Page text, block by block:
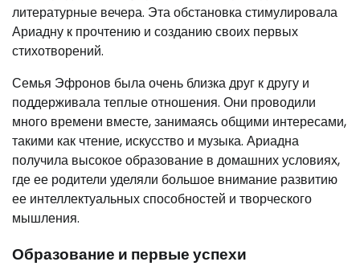
литературные вечера. Эта обстановка стимулировала
Ариадну к прочтению и созданию своих первых
стихотворений.
Семья Эфронов была очень близка друг к другу и
поддерживала теплые отношения. Они проводили
много времени вместе, занимаясь общими интересами,
такими как чтение, искусство и музыка. Ариадна
получила высокое образование в домашних условиях,
где ее родители уделяли большое внимание развитию
ее интеллектуальных способностей и творческого
мышления.
Образование и первые успехи